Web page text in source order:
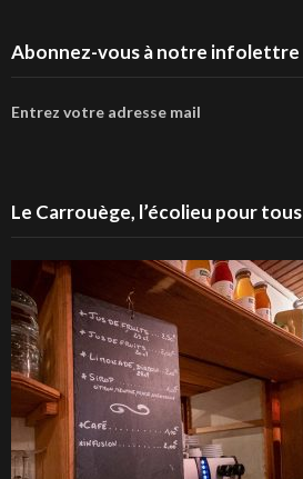
Abonnez-vous à notre infolettre
Entrez votre adresse mail
Le Carrouège, l’écolieu pour tous